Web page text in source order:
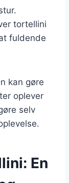
tortellini
fuldende
kan gøre
oplever
selv
En